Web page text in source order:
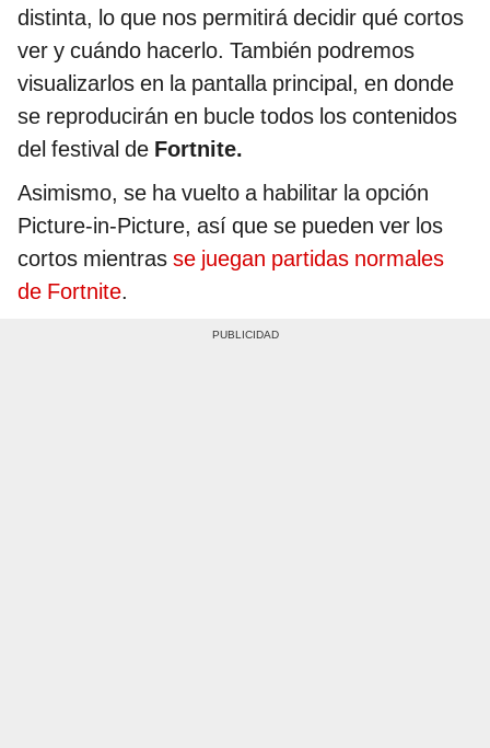
distinta, lo que nos permitirá decidir qué cortos
ver y cuándo hacerlo. También podremos
visualizarlos en la pantalla principal, en donde
se reproducirán en bucle todos los contenidos
del festival de Fortnite.
Asimismo, se ha vuelto a habilitar la opción
Picture-in-Picture, así que se pueden ver los
cortos mientras se juegan partidas normales
de Fortnite.